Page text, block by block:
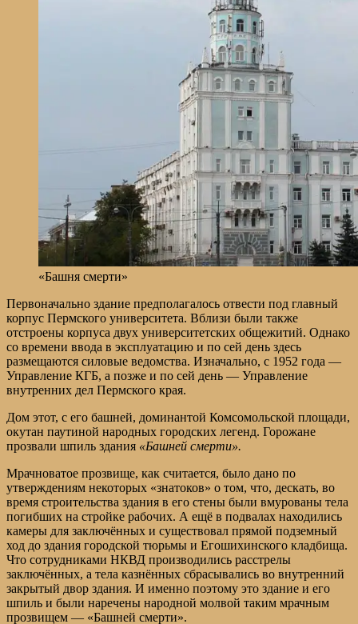
«Башня смерти»
Первоначально здание предполагалось отвести под главный
корпус Пермского университета. Вблизи были также
отстроены корпуса двух университетских общежитий. Однако
со времени ввода в эксплуатацию и по сей день здесь
размещаются силовые ведомства. Изначально, с 1952 года —
Управление КГБ, а позже и по сей день — Управление
внутренних дел Пермского края.
Дом этот, с его башней, доминантой Комсомольской площади,
окутан паутиной народных городских легенд. Горожане
прозвали шпиль здания «Башней смерти».
Мрачноватое прозвище, как считается, было дано по
утверждениям некоторых «знатоков» о том, что, дескать, во
время строительства здания в его стены были вмурованы тела
погибших на стройке рабочих. А ещё в подвалах находились
камеры для заключённых и существовал прямой подземный
ход до здания городской тюрьмы и Егошихинского кладбища.
Что сотрудниками НКВД производились расстрелы
заключённых, а тела казнённых сбрасывались во внутренний
закрытый двор здания. И именно поэтому это здание и его
шпиль и были наречены народной молвой таким мрачным
прозвищем — «Башней смерти».